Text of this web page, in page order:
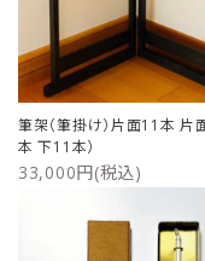
ご利用ガイド
プライバシーポリシー
特定商取引法について
筆架（筆掛け）片面11本 片
本 下11本）
33,000円(税込)